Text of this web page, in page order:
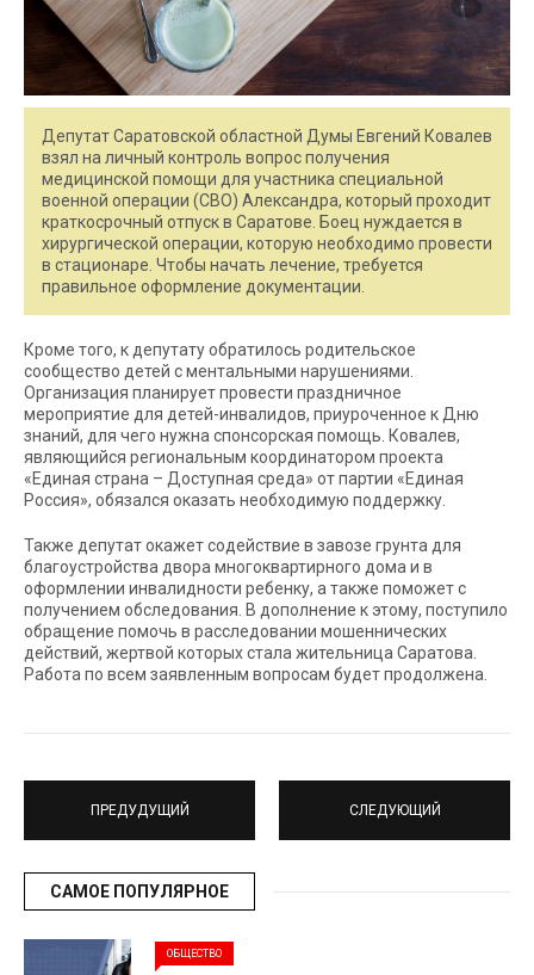
Депутат Саратовской областной Думы Евгений Ковалев
взял на личный контроль вопрос получения
медицинской помощи для участника специальной
военной операции (СВО) Александра, который проходит
краткосрочный отпуск в Саратове. Боец нуждается в
хирургической операции, которую необходимо провести
в стационаре. Чтобы начать лечение, требуется
правильное оформление документации.
Кроме того, к депутату обратилось родительское
сообщество детей с ментальными нарушениями.
Организация планирует провести праздничное
мероприятие для детей-инвалидов, приуроченное к Дню
знаний, для чего нужна спонсорская помощь. Ковалев,
являющийся региональным координатором проекта
«Единая страна – Доступная среда» от партии «Единая
Россия», обязался оказать необходимую поддержку.
Также депутат окажет содействие в завозе грунта для
благоустройства двора многоквартирного дома и в
оформлении инвалидности ребенку, а также поможет с
получением обследования. В дополнение к этому, поступило
обращение помочь в расследовании мошеннических
действий, жертвой которых стала жительница Саратова.
Работа по всем заявленным вопросам будет продолжена.
ПРЕДУДУЩИЙ СЛЕДУЮЩИЙ
САМОЕ ПОПУЛЯРНОЕ
ОБЩЕСТВО